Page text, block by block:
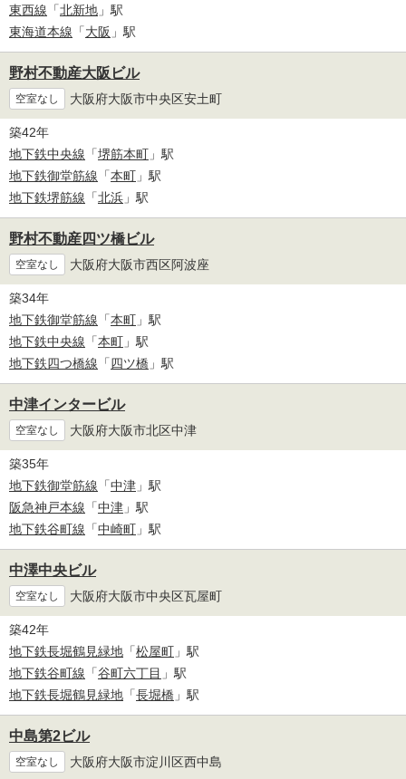
東西線 「北新地 」駅
東海道本線 「大阪 」駅
野村不動産大阪ビル
空室なし 大阪府大阪市中央区安土町
築42年
地下鉄中央線 「堺筋本町 」駅
地下鉄御堂筋線 「本町 」駅
地下鉄堺筋線 「北浜 」駅
野村不動産四ツ橋ビル
空室なし 大阪府大阪市西区阿波座
築34年
地下鉄御堂筋線 「本町 」駅
地下鉄中央線 「本町 」駅
地下鉄四つ橋線 「四ツ橋 」駅
中津インタービル
空室なし 大阪府大阪市北区中津
築35年
地下鉄御堂筋線 「中津 」駅
阪急神戸本線 「中津 」駅
地下鉄谷町線 「中崎町 」駅
中澤中央ビル
空室なし 大阪府大阪市中央区瓦屋町
築42年
地下鉄長堀鶴見緑地 「松屋町 」駅
地下鉄谷町線 「谷町六丁目 」駅
地下鉄長堀鶴見緑地 「長堀橋 」駅
中島第2ビル
空室なし 大阪府大阪市淀川区西中島